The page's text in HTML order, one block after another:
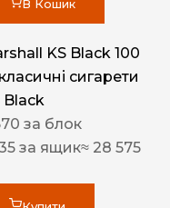
В Кошик
KS Black 100
сигарети
Black
за блок
за ящик≈ 28 575